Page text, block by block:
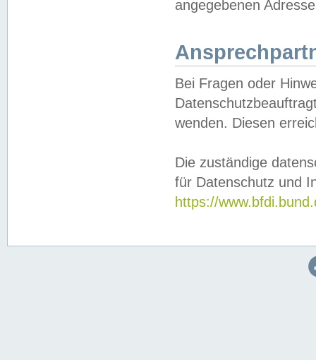
angegebenen
Bei Fragen oder
wenden. Diesen
Die zuständige
für Datenschutz und
https://